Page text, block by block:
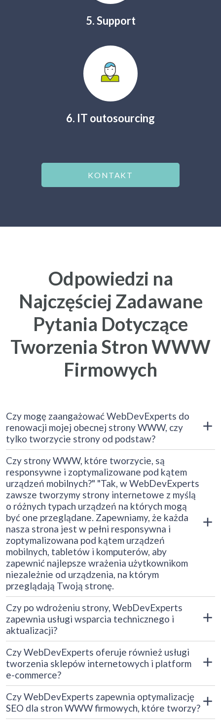
5. Support
6. IT outosourcing
KONTAKT
Odpowiedzi na
Najczęściej Zadawane
Pytania Dotyczące
Tworzenia Stron WWW
Firmowych
Czy mogę zaangażować WebDevExperts do
renowacji mojej obecnej strony WWW, czy
tylko tworzycie strony od podstaw?
tworzenia stron WWW od podstaw, jak i modernizacji
istniejących stron. Jesteśmy przekonani, że każda strona może
zostać poprawiona i dostosowana do aktualnych trendów
oraz oczekiwań klientów. Analizujemy Twoją obecną stronę,
proponujemy rozwiązania i wykonujemy potrzebne poprawki,
aby znacząco poprawić jej wygląd, funkcjonalność i
wydajność. Ważne jest dla nas, aby strona internetowa Twojej
firmy zawsze prezentowała się profesjonalnie, była
przystosowana do urządzeń mobilnych i zoptymalizowana
pod kątem wyszukiwarek.
Czy strony WWW, które tworzycie, są
responsywne i zoptymalizowane pod kątem
urządzeń mobilnych?" "Tak, w WebDevExperts
zawsze tworzymy strony internetowe z myślą
o różnych typach urządzeń na których mogą
być one przeglądane. Zapewniamy, że każda
nasza strona jest w pełni responsywna i
zoptymalizowana pod kątem urządzeń
mobilnych, tabletów i komputerów, aby
zapewnić najlepsze wrażenia użytkownikom
niezależnie od urządzenia, na którym
przeglądają Twoją stronę.
jak ważna jest responsywność strony i jej optymalizacja dla
urządzeń mobilnych. Wszystkie strony, które tworzymy, są
projektowane z myślą o różnorodności urządzeń, na których
mogą być przeglądane - od komputerów stacjonarnych, przez
laptopy, aż po smartfony i tablety. Dzięki temu Twoja strona
WWW będzie wyglądać i działać doskonale niezależnie od
urządzenia, z którego korzysta użytkownik.
Czy po wdrożeniu strony, WebDevExperts
zapewnia usługi wsparcia technicznego i
aktualizacji?
techniczne i aktualizacje po wdrożeniu strony WWW.
Zdajemy sobie sprawę, jak ważne jest, żeby nasze strony były
zawsze aktualne i działające bez zarzutu. Dlatego nasza
pomoc post-implementacyjna obejmuje zarówno bieżące
poprawki techniczne, jak i regularne aktualizacje treści.
Czy WebDevExperts oferuje również usługi
tworzenia sklepów internetowych i platform
e-commerce?
wieloletnie doświadczenie w tworzeniu zaawansowanych
sklepów internetowych i platform e-commerce. Rozumiemy,
jak ważne jest dla firm prowadzenie sprzedaży online, dlatego
Czy WebDevExperts zapewnia optymalizację
SEO dla stron WWW firmowych, które tworzy?